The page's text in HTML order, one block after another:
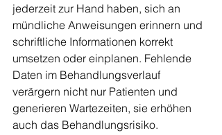
jederzeit zur Hand haben, sich an
mündliche Anweisungen erinnern und
schriftliche Informationen korrekt
umsetzen oder einplanen. Fehlende
Daten im Behandlungsverlauf
verärgern nicht nur Patienten und
generieren Wartezeiten, sie erhöhen
auch das Behandlungsrisiko.